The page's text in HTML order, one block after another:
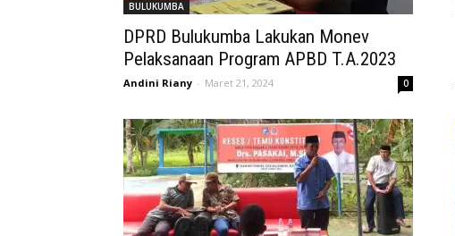
BULUKUMBA
DPRD Bulukumba Lakukan Monev
Pelaksanaan Program APBD T.A.2023
Andini Riany - Maret 21, 2024 0